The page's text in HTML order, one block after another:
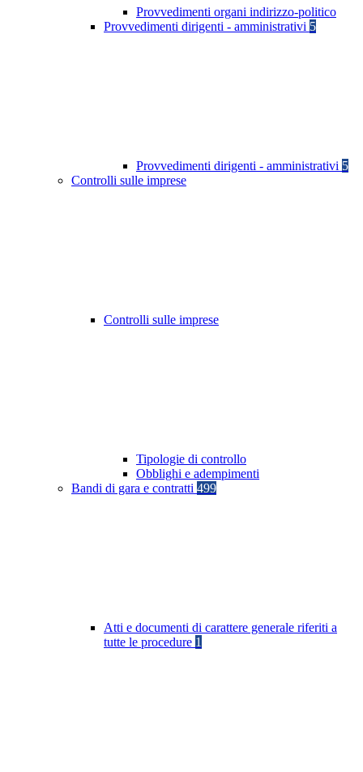
Provvedimenti organi indirizzo-politico
Provvedimenti dirigenti - amministrativi 5
Provvedimenti dirigenti - amministrativi 5
Controlli sulle imprese
Controlli sulle imprese
Tipologie di controllo
Obblighi e adempimenti
Bandi di gara e contratti 499
Atti e documenti di carattere generale riferiti a
tutte le procedure 1